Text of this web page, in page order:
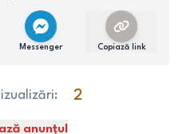
Messenger Copiază link
2
anunțul